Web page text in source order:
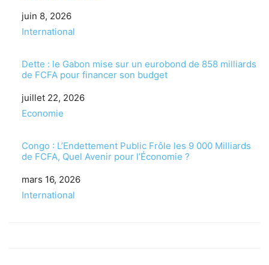
Date
juin 8, 2026
Par rapport à
International
Dette : le Gabon mise sur un eurobond de 858 milliards
de FCFA pour financer son budget
Date
juillet 22, 2026
Par rapport à
Economie
Congo : L’Endettement Public Frôle les 9 000 Milliards
de FCFA, Quel Avenir pour l’Économie ?
Date
mars 16, 2026
Par rapport à
International